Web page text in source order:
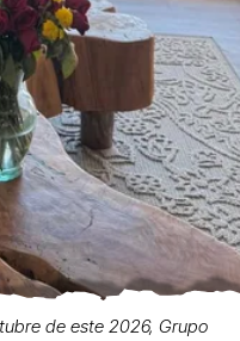
de este 2026, Grupo